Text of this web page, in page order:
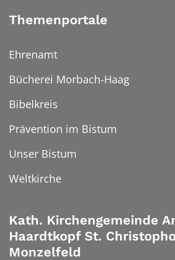
Themenportale
Ehrenamt
Bücherei Morbach-Haag
Bibelkreis
Prävention im Bistum
Unser Bistum
Weltkirche
Kath. Kirchengemeinde
Haardtkopf St.
Monzelfeld